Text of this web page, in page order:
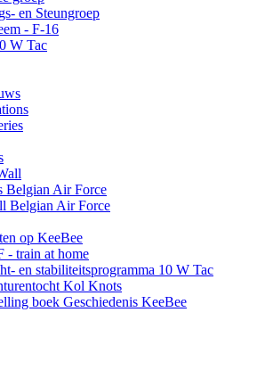
en Steungroep
- F-16
W Tac
Belgian Air Force
Belgian Air Force
op KeeBee
- train at home
en stabiliteitsprogramma 10 W Tac
Kol Knots
boek Geschiedenis KeeBee